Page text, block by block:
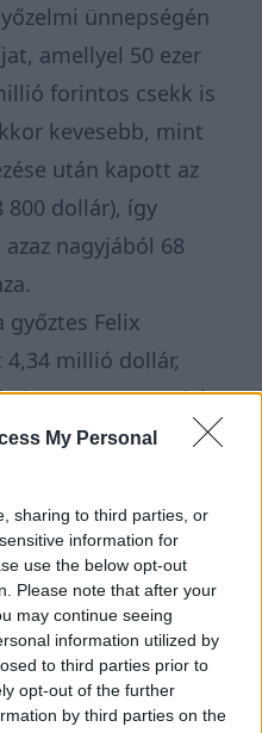
My Personal
sharing to third parties, or
information for
use the below opt-out
Please note that after your
may continue seeing
information utilized by
to third parties prior to
opt-out of the further
by third parties on the
ünnepségén
amellyel 50 ezer
forintos csekk is
kevesebb, mint
után kapott az
800 dollár), így
nagyjából 68
győztes Felix
millió dollár,
ütötte a markát.